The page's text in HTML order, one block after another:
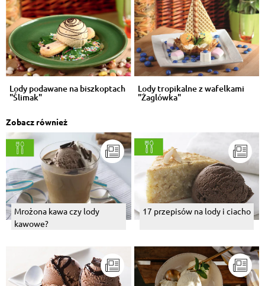
Lody podawane na biszkoptach
"Ślimak"
Lody tropikalne z wafelkami
"Żaglówka"
Zobacz również
Mrożona kawa czy lody
kawowe?
17 przepisów na lody i ciacho